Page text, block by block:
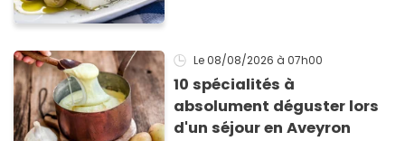
Le 08/08/2026 à 07h00
10 spécialités à
absolument déguster lors
d'un séjour en Aveyron